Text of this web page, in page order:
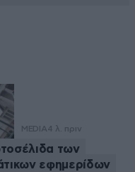
MEDIA4 λ. πριν
των
εφημερίδων